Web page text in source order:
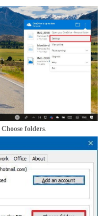
Choose folders.